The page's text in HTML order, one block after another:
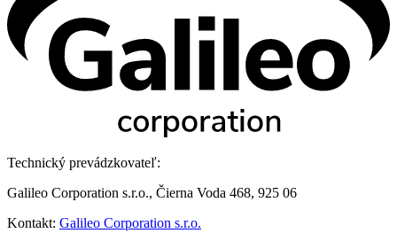
Technický prevádzkovateľ:
Galileo Corporation s.r.o., Čierna Voda 468, 925 06
Kontakt: Galileo Corporation s.r.o.